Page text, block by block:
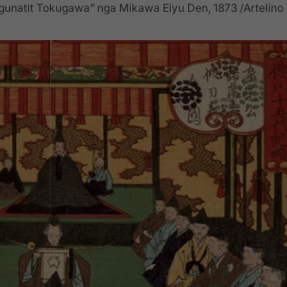
Tokugawa” nga Mikawa Eiyu Den, 1873 Artelino